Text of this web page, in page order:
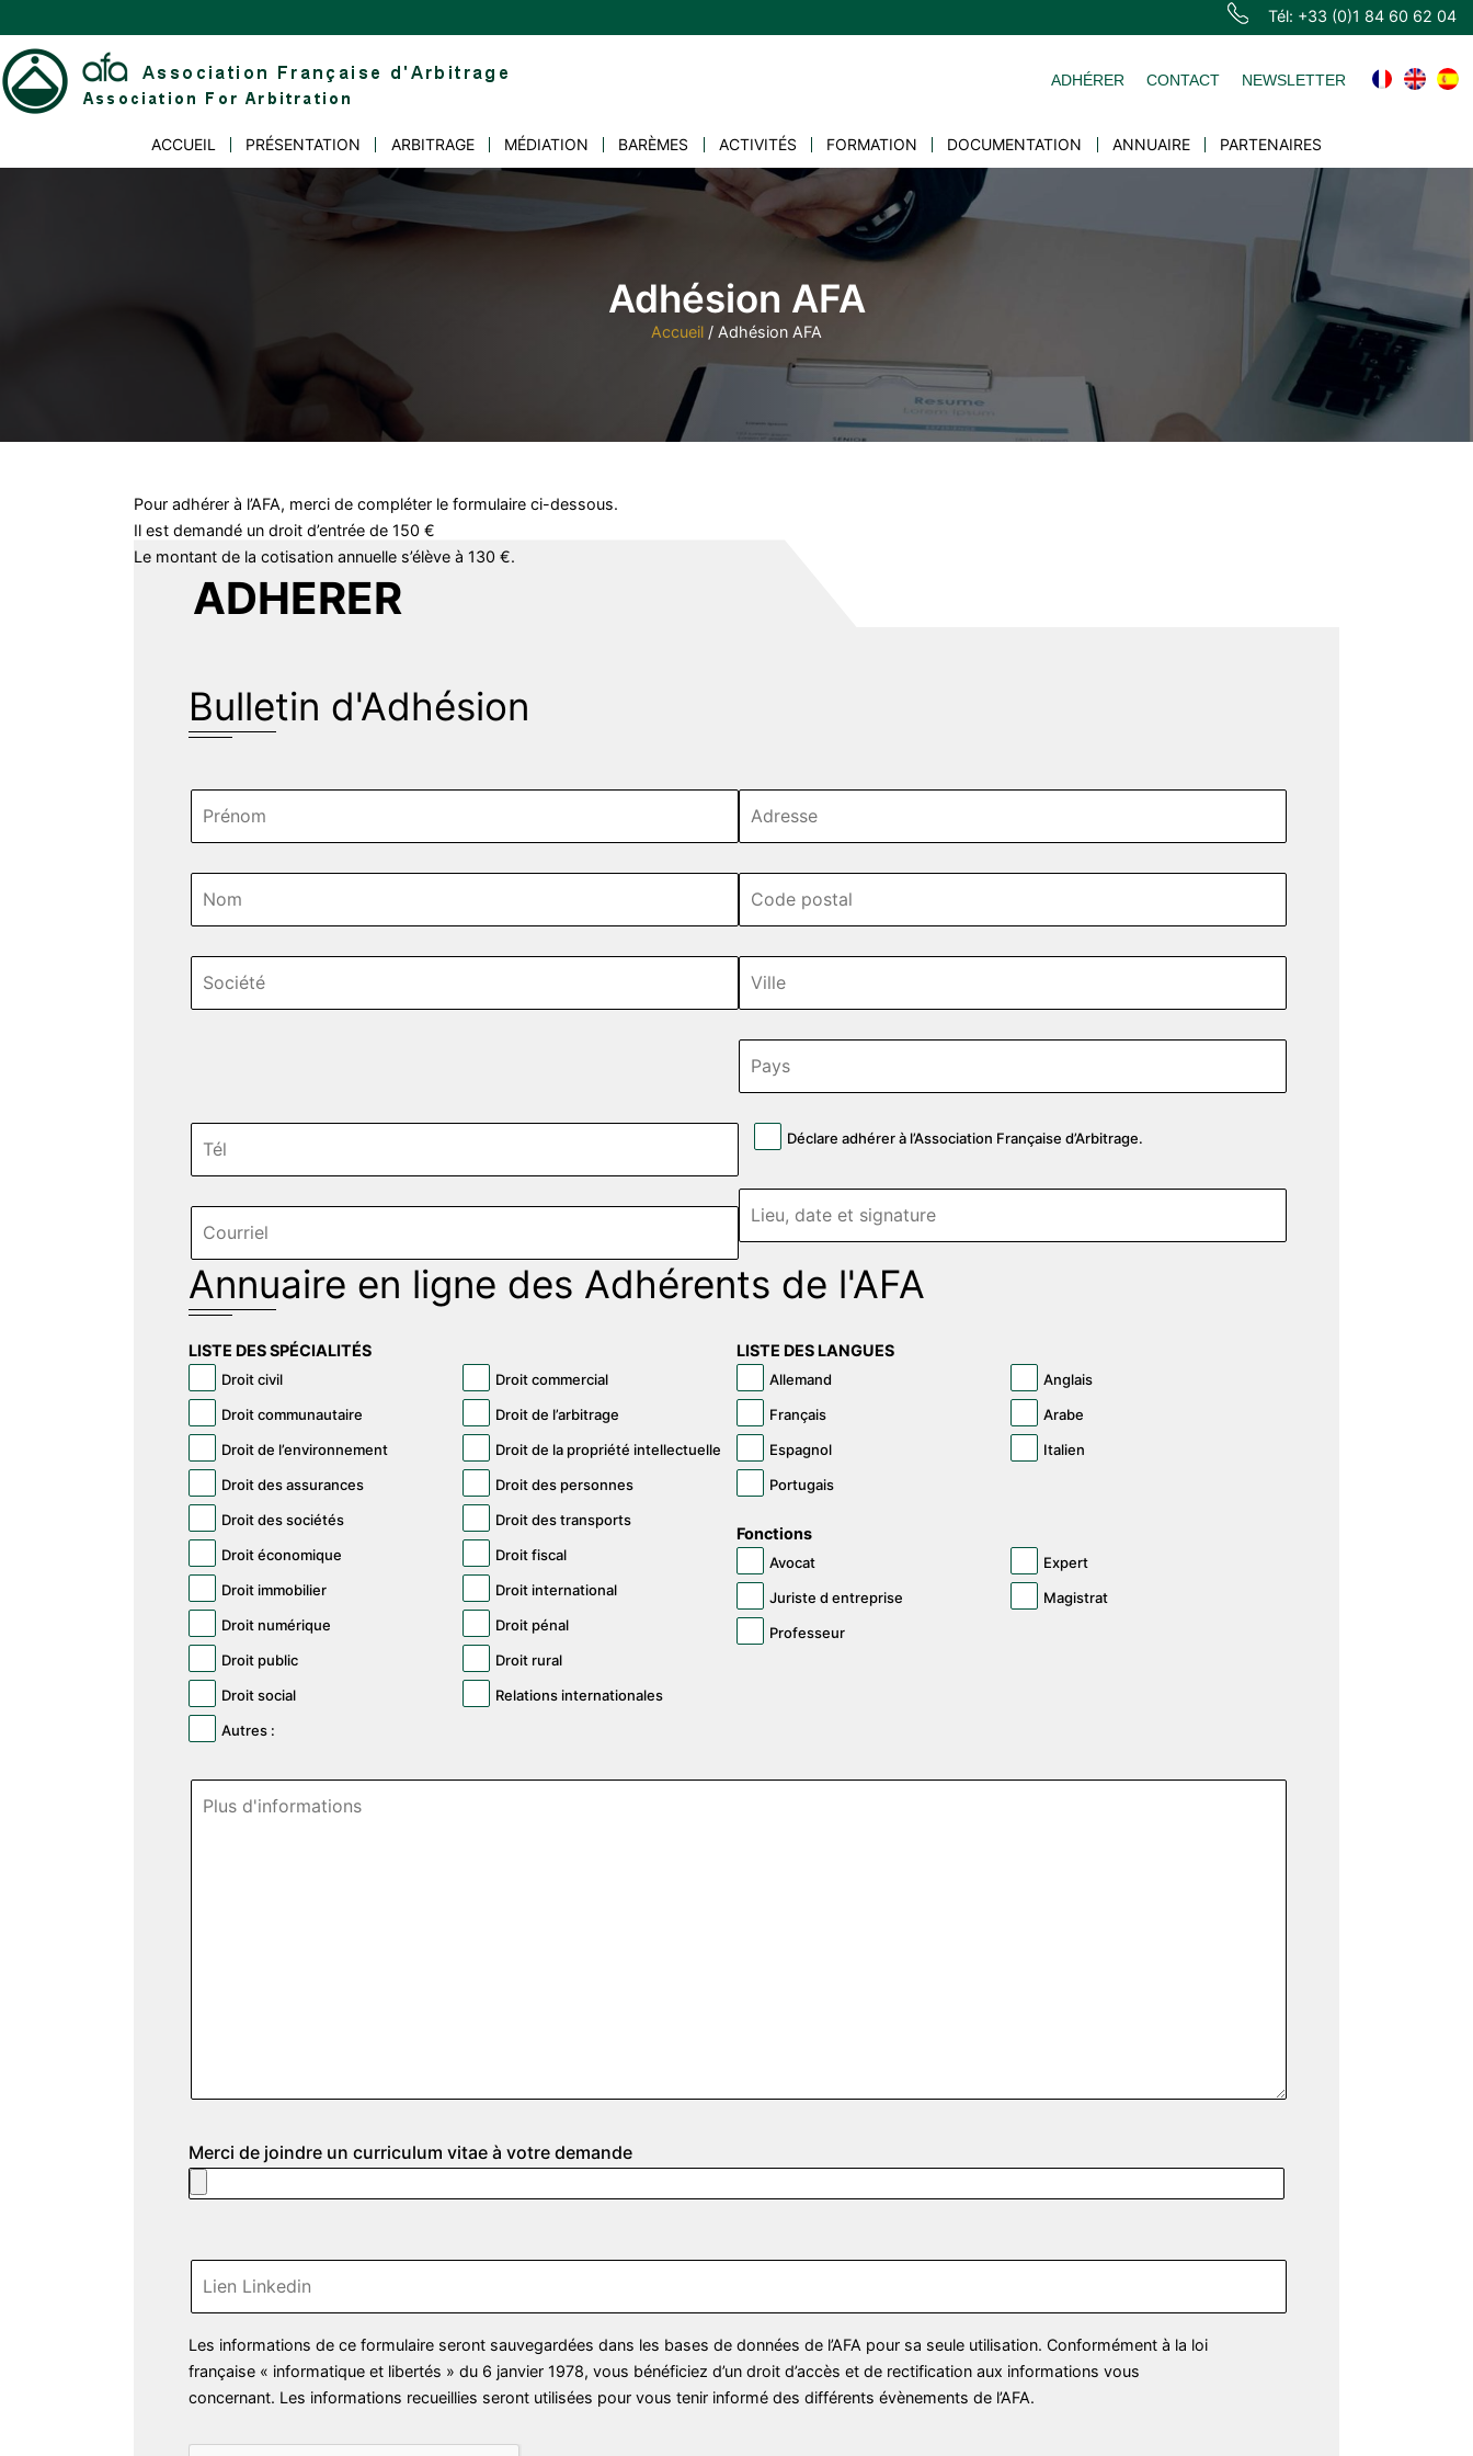
to
content
Tél: +33 (0)1 84 60 62 04
ADHÉRER CONTACT NEWSLETTER
ACCUEIL PRÉSENTATION ARBITRAGE MÉDIATION BARÈMES ACTIVITÉS FORMATION DOCUMENTATION ANNUAIRE PARTENAIRES
Adhésion AFA
Accueil / Adhésion AFA
Pour adhérer à l’AFA, merci de compléter le formulaire ci-dessous.
Il est demandé un droit d’entrée de 150 €
Le montant de la cotisation annuelle s’élève à 130 €.
ADHERER
Bulletin d'Adhésion
Déclare adhérer à l’Association Française d’Arbitrage.
Annuaire en ligne des Adhérents de l'AFA
LISTE DES SPÉCIALITÉS
Droit civil
Droit commercial
Droit communautaire
Droit de l’arbitrage
Droit de l’environnement
Droit de la propriété intellectuelle
Droit des assurances
Droit des personnes
Droit des sociétés
Droit des transports
Droit économique
Droit fiscal
Droit immobilier
Droit international
Droit numérique
Droit pénal
Droit public
Droit rural
Droit social
Relations internationales
Autres :
LISTE DES LANGUES
Allemand
Anglais
Français
Arabe
Espagnol
Italien
Portugais
Fonctions
Avocat
Expert
Juriste d entreprise
Magistrat
Professeur
Merci de joindre un curriculum vitae à votre demande
l
Les informations de ce formulaire seront sauvegardées dans les bases de données de l’AFA pour sa seule utilisation. Conformément à la loi
française « informatique et libertés » du 6 janvier 1978, vous bénéficiez d’un droit d’accès et de rectification aux informations vous
concernant. Les informations recueillies seront utilisées pour vous tenir informé des différents évènements de l’AFA.